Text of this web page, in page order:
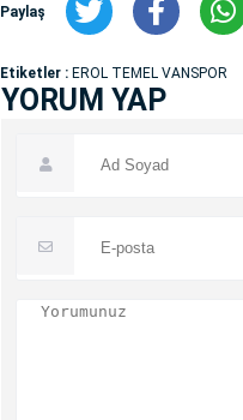
Paylaş
Etiketler : EROL TEMEL VANSPOR
YORUM YAP